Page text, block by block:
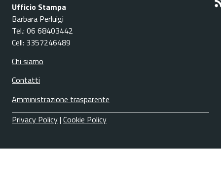
Ufficio Stampa
Barbara Perluigi
Tel.: 06 68403442
Cell: 3357246489
Chi siamo
Contatti
Amministrazione trasparente
Privacy Policy| Cookie Policy